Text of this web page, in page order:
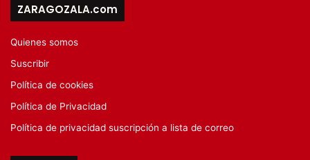
ZARAGOZALA.com
Quienes somos
Suscribir
Política de cookies
Política de Privacidad
Política de privacidad suscripción a lista de correo